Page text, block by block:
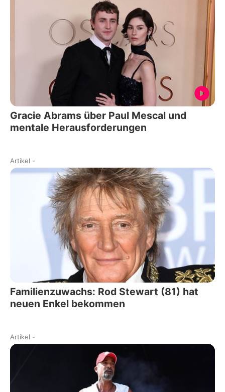
Gracie Abrams über Paul Mescal und
mentale Herausforderungen
Artikel -
Familienzuwachs: Rod Stewart (81) hat
neuen Enkel bekommen
Artikel -